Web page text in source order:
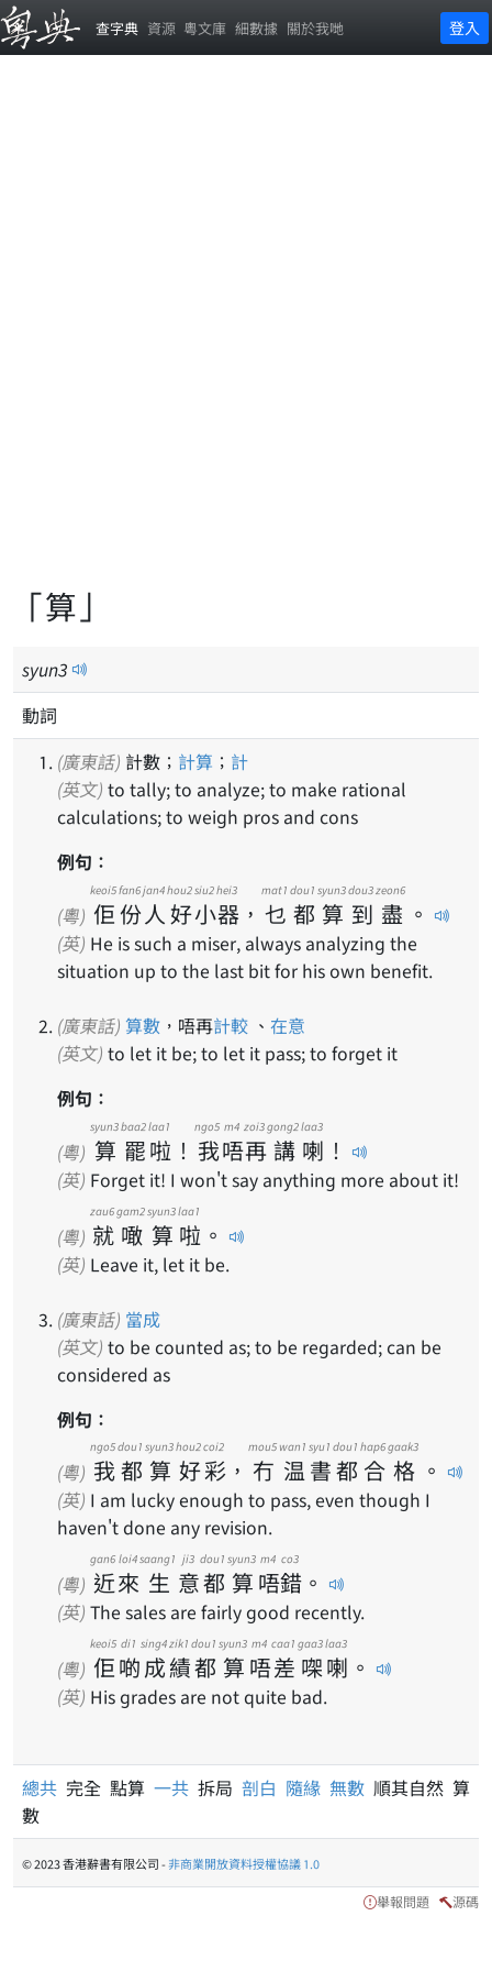
查字典 資源 粵文庫 細數據 關於我哋 登入
「算」
syun3
動詞
(廣東話) 計數； 計算 ； 計
(英文)
calculations; to weigh pros and cons
例句：
(粵) 佢
keoi5
份
fan6
人
jan4
好
hou2
小
siu2
器
hei3
， 乜
mat1
都
dou1
算
syun3
到
dou3
盡
zeon6
。
(英) He is such a miser, always analyzing the
situation up to the last bit for his own benefit.
(廣東話) 算數 ，唔再計較 、 在意
(英文) to let it be; to let it pass; to forget it
例句：
(粵) 算
syun3
罷
baa2
啦
laa1
！ 我
ngo5
唔
m4
再
zoi3
講
gong2
喇
laa3
！
(英) Forget it! I won't say anything more about it!
(粵) 就
zau6
噉
gam2
算
syun3
啦
laa1
。
(英) Leave it, let it be.
(廣東話) 當成
(英文)
considered as
例句：
(粵) 我
ngo5
都
dou1
算
syun3
好
hou2
彩
coi2
， 冇
mou5
温
wan1
書
syu1
都
dou1
合
hap6
格
gaak3
。
(英) I am lucky enough to pass, even though I
haven't done any revision.
(粵) 近
gan6
來
loi4
生
saang1
意
ji3
都
dou1
算
syun3
唔
m4
錯
co3
。
(英) The sales are fairly good recently.
(粵) 佢
keoi5
啲
di1
成
sing4
績
zik1
都
dou1
算
syun3
唔
m4
差
caa1
㗎
gaa3
喇
laa3
。
(英) His grades are not quite bad.
總共 完全 點算 一共 拆局 剖白 隨緣 無數 順其自然 算
數
© 2023 香港辭書有限公司 -非商業開放資料授權協議 1.0
舉報問題 源碼